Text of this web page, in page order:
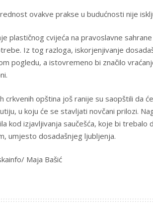
ovakve prakse u budućnosti nije
plastičnog cvijeća na pravoslavne
Iz tog razloga, iskorjenjivanje
pogledu, a istovremeno bi značilo
crkvenih opština još ranije su saopštili da
u koju će se stavljati novčani prilozi.
kod izjavljivanja saučešća, koje bi trebalo
umjesto dosadašnjeg ljubljenja.
Maja Bašić